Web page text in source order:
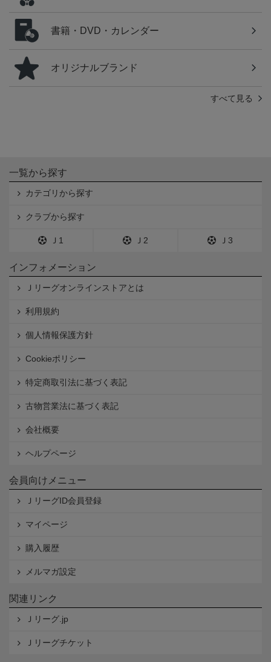
書籍・DVD・カレンダー
オリジナルブランド
すべて見る
一覧から探す
カテゴリから探す
クラブから探す
Ｊ1 Ｊ2 Ｊ3
インフォメーション
Ｊリーグオンラインストアとは
利用規約
個人情報保護方針
Cookieポリシー
特定商取引法に基づく表記
古物営業法に基づく表記
会社概要
ヘルプページ
会員向けメニュー
ＪリーグID会員登録
マイページ
購入履歴
メルマガ設定
関連リンク
Ｊリーグ.jp
Ｊリーグチケット